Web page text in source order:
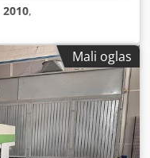
2010,
Mali oglas